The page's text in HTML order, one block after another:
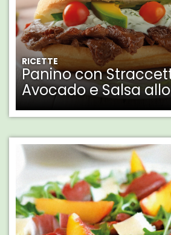
RICETTE
Panino con
Avocado e Salsa